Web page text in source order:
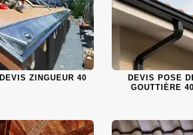
DEVIS ZINGUEUR 40
DEVIS POSE
GOUTTIÈRE 40